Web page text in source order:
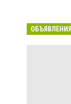
ОБЪЯВЛЕНИЯ